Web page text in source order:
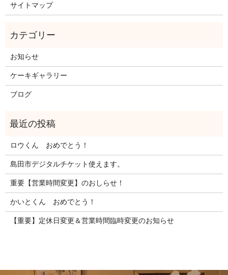
サイトマップ
お知らせ
ケーキギャラリー
ブログ
ロウくん おめでとう！
島田市デジタルチケット使えます。
重要【営業時間変更】のおしらせ！
かいとくん おめでとう！
【重要】定休日変更＆営業時間臨時変更のお知らせ